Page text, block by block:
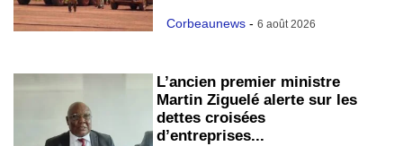
Corbeaunews - 6 août 2026
L’ancien premier ministre
Martin Ziguelé alerte sur les
dettes croisées
d’entreprises...